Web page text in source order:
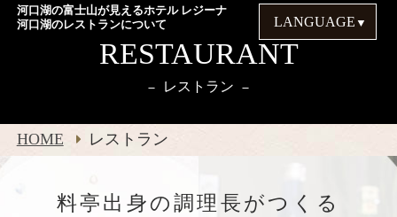
河口湖の富士山が見えるホテル レジーナ
河口湖のレストランについて
LANGUAGE
RESTAURANT
レストラン
HOME レストラン
料亭出身の調理長がつくる